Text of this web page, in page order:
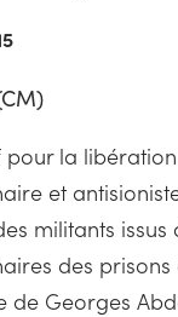
pour la
et
militants
des
de Georges